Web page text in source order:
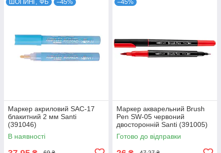
ШОПИНГ, ФБ –45%
Маркер акриловий SAC-17
блакитний 2 мм Santi
(391046)
В наявності
–45%
Маркер акварельний Brush
Pen SW-05 червоний
двосторонній Santi (391005)
Готово до відправки